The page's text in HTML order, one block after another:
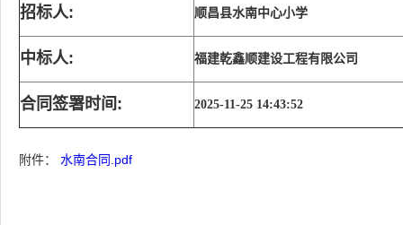
招标人: 顺昌县水南中心小学
中标人: 福建乾鑫顺建设工程有限公司
合同签署时间: 2025-11-25 14:43:52
附件： 水南合同.pdf